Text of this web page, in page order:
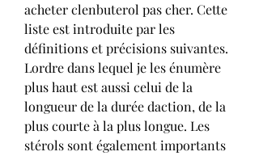
acheter clenbuterol pas cher. Cette
liste est introduite par les
définitions et précisions suivantes.
Lordre dans lequel je les énumère
plus haut est aussi celui de la
longueur de la durée daction, de la
plus courte à la plus longue. Les
stérols sont également importants